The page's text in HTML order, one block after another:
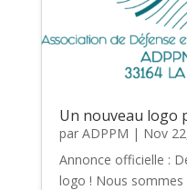
Un nouveau logo
par ADPPM | Nov
Annonce officielle :
logo ! Nous sommes